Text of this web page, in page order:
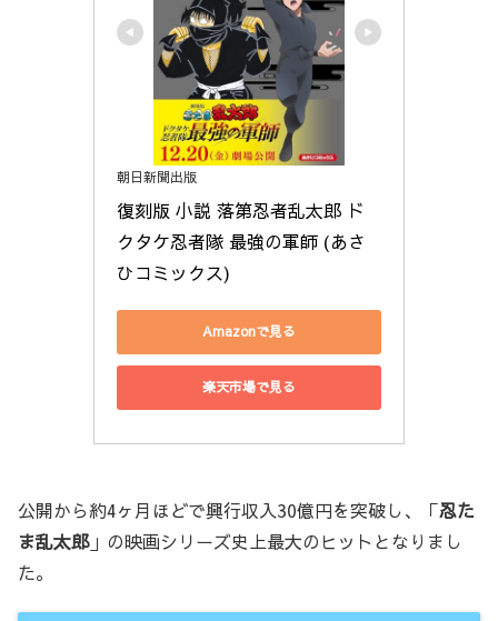
朝日新聞出版
復刻版 小説 落第忍者乱太郎 ド
クタケ忍者隊 最強の軍師 (あさ
ひコミックス)
Amazonで見る
楽天市場で見る
公開から約4ヶ月ほどで興行収入30億円を突破し、「忍た
ま乱太郎」の映画シリーズ史上最大のヒットとなりまし
た。